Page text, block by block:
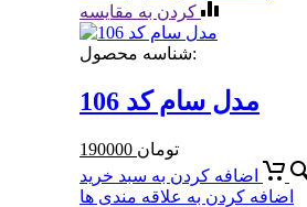
کردن به مقایسه
شناسه محصول:
مدل سام کد 106
190000 تومان
اضافه کردن به سبد خرید
اضافه کردن به علاقه مندی ها